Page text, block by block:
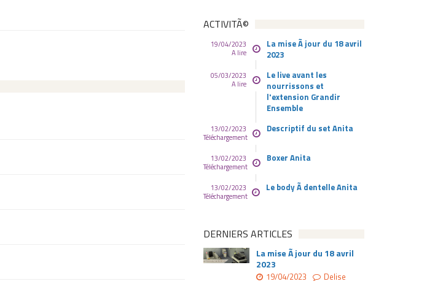
ACTIVITÃ©
19/04/2023
A lire
La mise Ã jour du 18 avril
2023
05/03/2023
A lire
Le live avant les
nourrissons et
l'extension Grandir
Ensemble
13/02/2023
Téléchargement
Descriptif du set Anita
13/02/2023
Téléchargement
Boxer Anita
13/02/2023
Téléchargement
Le body Ã dentelle Anita
DERNIERS ARTICLES
La mise Ã jour du 18 avril
2023
19/04/2023 Delise